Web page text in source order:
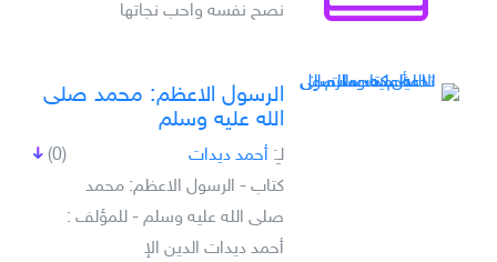
نصح نفسه واحب نجاتها
الرسول الاعظم: محمد صلى
الله عليه وسلم
(0) لـِ: أحمد ديدات
كتاب - الرسول الاعظم: محمد
صلى الله عليه وسلم - للمؤلف :
أحمد ديدات الدين الإ